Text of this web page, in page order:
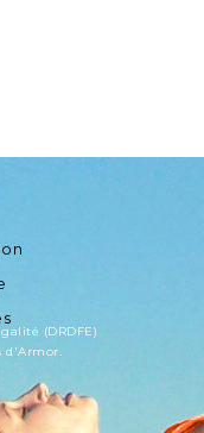
(DRDFE)
d'Armor.